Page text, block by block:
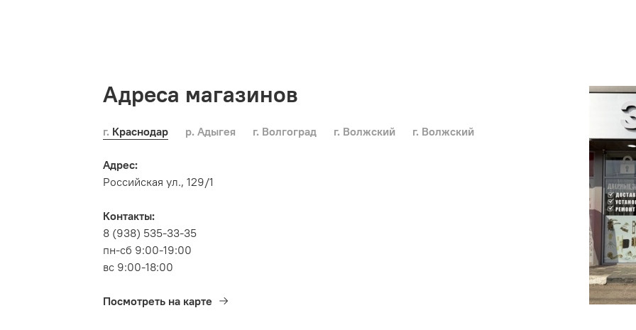
Адреса магазинов
г. Краснодар р. Адыгея г. Волгоград г. Волжский г. Волжский
Адрес:
Российская ул., 129/1
Контакты:
8 (938) 535-33-35
пн-сб 9:00-19:00
вс 9:00-18:00
Посмотреть на карте